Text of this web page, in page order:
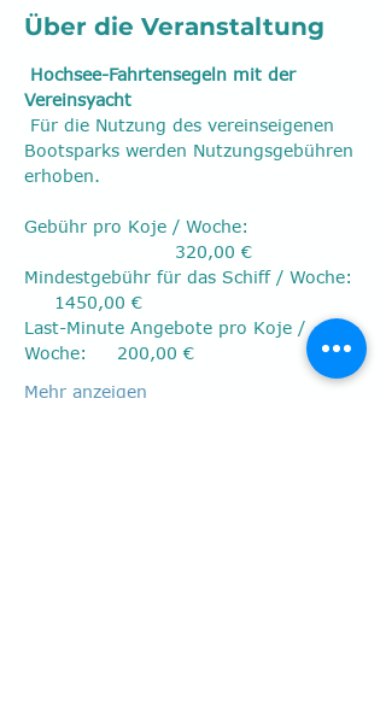
Über die Veranstaltung
Hochsee-Fahrtensegeln mit der
Vereinsyacht
Für die Nutzung des vereinseigenen
Bootsparks werden Nutzungsgebühren
erhoben.
Gebühr pro Koje / Woche:
320,00 €
Mindestgebühr für das Schiff / Woche:
1450,00 €
Last-Minute Angebote pro Koje /
Woche:     200,00 €
Mehr anzeigen